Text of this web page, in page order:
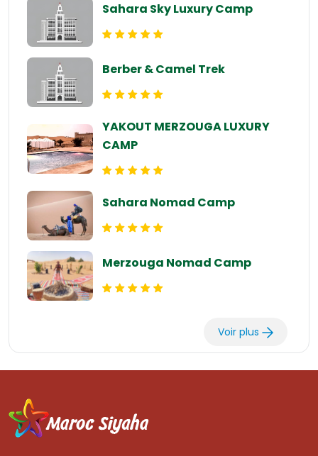
Sahara Sky Luxury Camp
Berber & Camel Trek
YAKOUT MERZOUGA LUXURY
CAMP
Sahara Nomad Camp
Merzouga Nomad Camp
Voir plus